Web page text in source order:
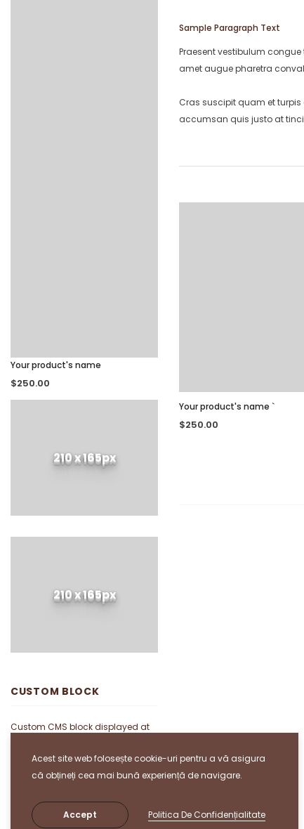
Your product's name
$250.00
210 x 165px
210 x 165px
CUSTOM BLOCK
Custom CMS block displayed at
Page. Put your own content here:
text, html, images, media...
Sample Paragraph Text
Praesent vestibulum
amet augue pharetra
Cras suscipit quam et
accumsan quis justo at
Your product's name `
$250.00
Acest site web folosește cookie-uri pentru a vă asigura
că obțineți cea mai bună experiență de navigare.
Accept Politica De Confidențialitate